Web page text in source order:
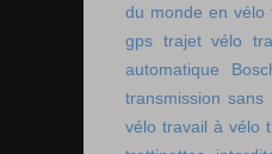
du monde en vélo
gps trajet vélo
automatique
transmission sans
vélo travail à vélo